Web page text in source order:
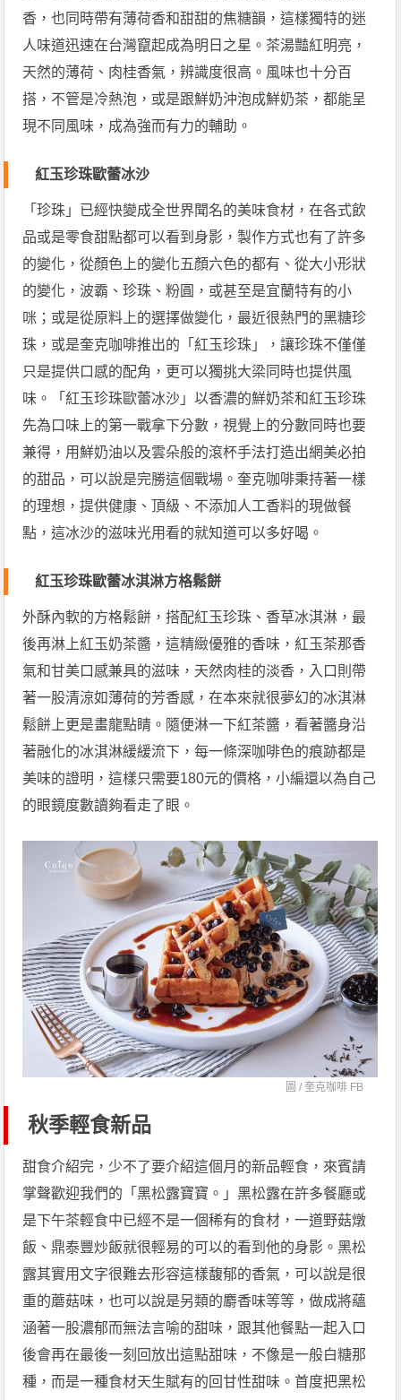
香，也同時帶有薄荷香和甜甜的焦糖韻，這樣獨特的迷
人味道迅速在台灣竄起成為明日之星。茶湯豔紅明亮，
天然的薄荷、肉桂香氣，辨識度很高。風味也十分百
搭，不管是冷熱泡，或是跟鮮奶沖泡成鮮奶茶，都能呈
現不同風味，成為強而有力的輔助。
紅玉珍珠歐蕾冰沙
「珍珠」已經快變成全世界聞名的美味食材，在各式飲
品或是零食甜點都可以看到身影，製作方式也有了許多
的變化，從顏色上的變化五顏六色的都有、從大小形狀
的變化，波霸、珍珠、粉圓，或甚至是宜蘭特有的小
咪；或是從原料上的選擇做變化，最近很熱門的黑糖珍
珠，或是奎克咖啡推出的「紅玉珍珠」，讓珍珠不僅僅
只是提供口感的配角，更可以獨挑大梁同時也提供風
味。「紅玉珍珠歐蕾冰沙」以香濃的鮮奶茶和紅玉珍珠
先為口味上的第一戰拿下分數，視覺上的分數同時也要
兼得，用鮮奶油以及雲朵般的滾杯手法打造出網美必拍
的甜品，可以說是完勝這個戰場。奎克咖啡秉持著一樣
的理想，提供健康、頂級、不添加人工香料的現做餐
點，這冰沙的滋味光用看的就知道可以多好喝。
紅玉珍珠歐蕾冰淇淋方格鬆餅
外酥內軟的方格鬆餅，搭配紅玉珍珠、香草冰淇淋，最
後再淋上紅玉奶茶醬，這精緻優雅的香味，紅玉茶那香
氣和甘美口感兼具的滋味，天然肉桂的淡香，入口則帶
著一股清涼如薄荷的芳香感，在本來就很夢幻的冰淇淋
鬆餅上更是畫龍點睛。隨便淋一下紅茶醬，看著醬身沿
著融化的冰淇淋緩緩流下，每一條深咖啡色的痕跡都是
美味的證明，這樣只需要180元的價格，小編還以為自己
的眼鏡度數讀夠看走了眼。
圖 /奎克咖啡 FB
秋季輕食新品
甜食介紹完，少不了要介紹這個月的新品輕食，來賓請
掌聲歡迎我們的「黑松露寶寶。」黑松露在許多餐廳或
是下午茶輕食中已經不是一個稀有的食材，一道野菇燉
飯、鼎泰豐炒飯就很輕易的可以的看到他的身影。黑松
露其實用文字很難去形容這樣馥郁的香氣，可以說是很
重的蘑菇味，也可以說是另類的麝香味等等，做成將蘊
涵著一股濃郁而無法言喻的甜味，跟其他餐點一起入口
後會再在最後一刻回放出這點甜味，不像是一般白糖那
種，而是一種食材天生賦有的回甘性甜味。首度把黑松